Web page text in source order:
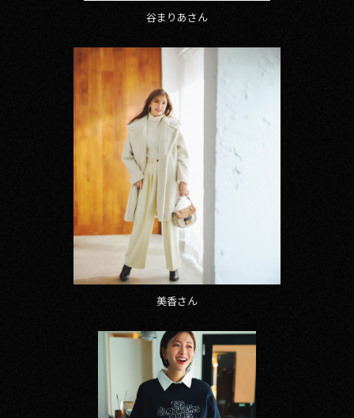
谷まりあさん
美香さん